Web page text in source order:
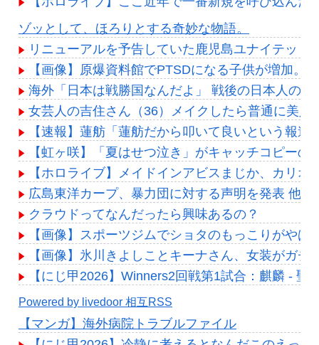
Powered by livedoor 相互RSS
ゾッとして、ほろりとする奇妙な物語。
リニューアルを予告していた鹿児島ユナイテッド
【画像】原爆資料館でPTSDになる子供が増加。
海外「日本は戦勝国なんだよ」 戦後の日本人の
女芸人の吉住さん（36）メイクしたら普通に美
【速報】蓮舫「蓮舫だから叩いて良いという報
【虹ヶ咲】「夏はせつ泣き」がキャッチコピーの
【ホロライブ】メイドインアビスまじか、カリオ
広島東洋カープ、暴力団に対する声明を発表 他
クラウドってなんだったら興味あるの？
【画像】スポーツジムでショタのもっこりがやば
【画像】氷川きよしことキーナさん、女装がガ
【にじ甲2026】Winners2回戦第1試合：麒麟 -
Powered by livedoor 相互RSS
【マンガ】海外病院トラブルファイル